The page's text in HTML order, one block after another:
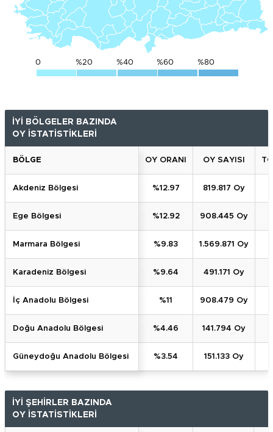
0 %20 %40 %60 %80
İYİ BÖLGELER BAZINDA
OY İSTATİSTİKLERİ
BÖLGE OY ORANI OY SAYISI
Akdeniz Bölgesi %12.97 819.817 Oy
Ege Bölgesi %12.92 908.445 Oy
Marmara Bölgesi %9.83 1.569.871 Oy
Karadeniz Bölgesi %9.64 491.171 Oy
İç Anadolu Bölgesi %11 908.479 Oy
Doğu Anadolu Bölgesi %4.46 141.794 Oy
Güneydoğu Anadolu Bölgesi %3.54 151.133 Oy
İYİ ŞEHİRLER BAZINDA
OY İSTATİSTİKLERİ